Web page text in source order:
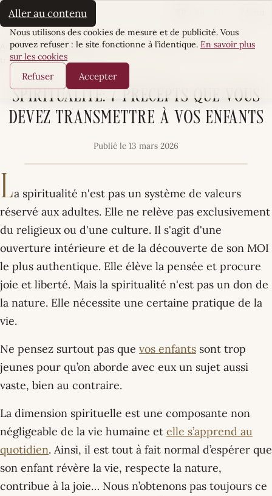
Aller au contenu
La Sultane
Accueil·Môm’Essentiel·Spiritualité: 7 precepts que vous devez
transmettre à vos enfants
MÔM’ESSENTIEL
Spiritualité: 7 precepts que vous
devez transmettre à vos enfants
Publié le 13 mars 2026
La spiritualité n'est pas un système de valeurs
réservé aux adultes. Elle ne relève pas exclusivement
du religieux ou d'une culture. Il s'agit d'une
ouverture intérieure et de la découverte de son MOI
le plus authentique. Elle élève la pensée et procure
joie et liberté. Mais la spiritualité n'est pas un don de
la nature. Elle nécessite une certaine pratique de la
vie.
Ne pensez surtout pas que vos enfants sont trop
jeunes pour qu’on aborde avec eux un sujet aussi
vaste, bien au contraire.
La dimension spirituelle est une composante non
négligeable de la vie humaine et elle s’apprend au
quotidien. Ainsi, il est tout à fait normal d’espérer que
son enfant révère la vie, respecte la nature,
contribue à la joie… Nous n’obtenons pas toujours ce
Cookies
Nous utilisons des cookies de mesure et de publicité. Vous
pouvez refuser : le site fonctionne à l’identique. En savoir plus
sur les cookies
Refuser Accepter